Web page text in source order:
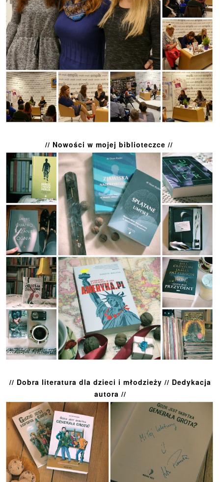
// Nowości w mojej biblioteczce //
// Dobra literatura dla dzieci i młodzieży // Dedykacja
autora //